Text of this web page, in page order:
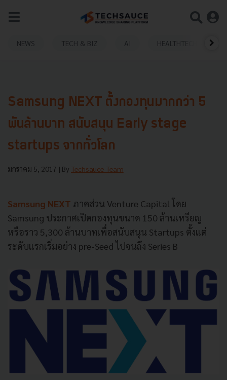
NEWS TECH & BIZ AI HEALTHTECH
Samsung NEXT ตั้งกองทุนมากกว่า 5
พันล้านบาท สนับสนุน Early stage
startups จากทั่วโลก
มกราคม 5, 2017 | By Techsauce Team
Samsung NEXT ภาคส่วน Venture Capital โดย
Samsung ประกาศเปิดกองทุนขนาด 150 ล้านเหรียญ
หรือราว 5,300 ล้านบาทเพื่อสนับสนุน Startups ตั้งแต่
ระดับแรกเริ่มอย่าง pre-Seed ไปจนถึง Series B